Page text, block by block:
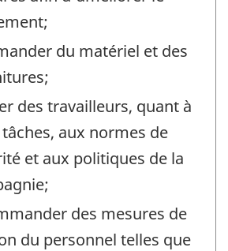
du matériel et des
des travailleurs, quant à
aux normes de
et aux politiques de la
des mesures de
du personnel telles que